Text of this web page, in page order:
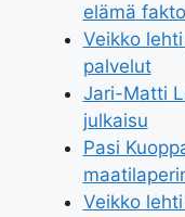
elämä
Veikko
palvelut
Jari-Matti
julkaisu
Pasi
Veikko